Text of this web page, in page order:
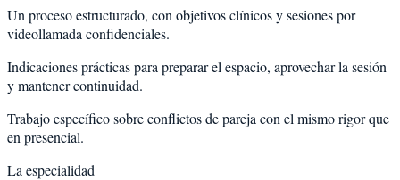
Un proceso estructurado, con objetivos clínicos y sesiones por
videollamada confidenciales.
Indicaciones prácticas para preparar el espacio, aprovechar la sesión
y mantener continuidad.
Trabajo específico sobre conflictos de pareja con el mismo rigor que
en presencial.
La especialidad